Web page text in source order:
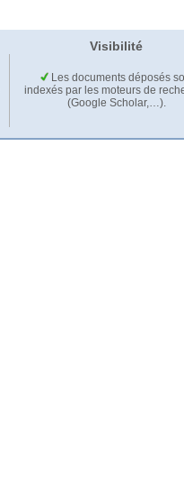
Visibilité
Les documents déposés
indexés par les moteurs de
(Google Scholar,…).